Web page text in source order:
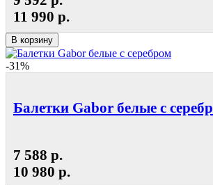
11 990 р.
В корзину
-31%
Балетки Gabor белые с
7 588 р.
10 980 р.